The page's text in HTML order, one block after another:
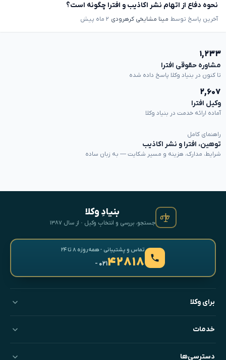
نحوه دفاع از اتهام نشر اکاذیب و افترا چگونه است؟
آخرین پاسخ توسط مینا مشایخی کرهرودی ۲ ماه پیش
۱,۲۳۳
مشاوره حقوقی افترا
تا کنون در بنیاد وکلا پاسخ داده شده
۲,۶۰۷
وکیل افترا
آماده ارائه خدمت در بنیاد وکلا
راهنمای کامل
توهین، افترا و نشر اکاذیب
شرایط، مدارک، هزینه و مسیر شکایت — به زبان ساده
بنیادِ وکلا
جستجو، بررسی و انتخابِ وکیل · از سال ۱۳۸۷
تماس و پشتیبانی · همه‌روزه ۸ تا ۲۴
۴۲۸۱۸- ۰۲۱
برای وکلا
خدمات
دسترسی‌ها